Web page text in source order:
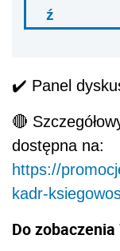
ź
✔ Panel
🔴
dostępna na:
https://
kadr-
Do